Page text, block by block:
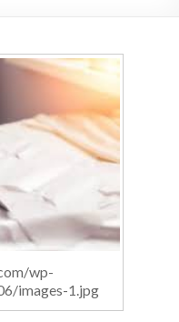
wp-
images-1.jpg